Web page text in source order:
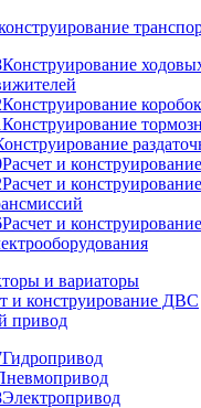
Конструирование
Конструирование
Конструирование
Расчет и
Расчет и
Расчет и
и вариаторы
и конструирование ДВС
привод
Гидропривод
Электропривод